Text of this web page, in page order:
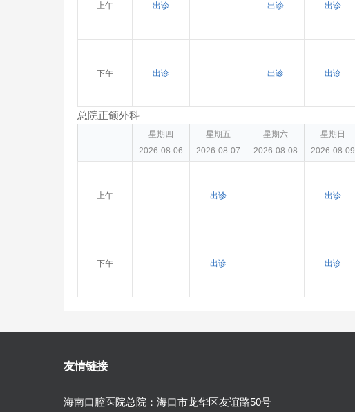
上午 出诊 出诊 出诊
下午 出诊 出诊 出诊
总院正颌外科
星期四
2026-08-06
星期五
2026-08-07
星期六
2026-08-08
星期日
2026-08-09
上午 出诊 出诊
下午 出诊 出诊
友情链接
海南口腔医院总院：海口市龙华区友谊路50号